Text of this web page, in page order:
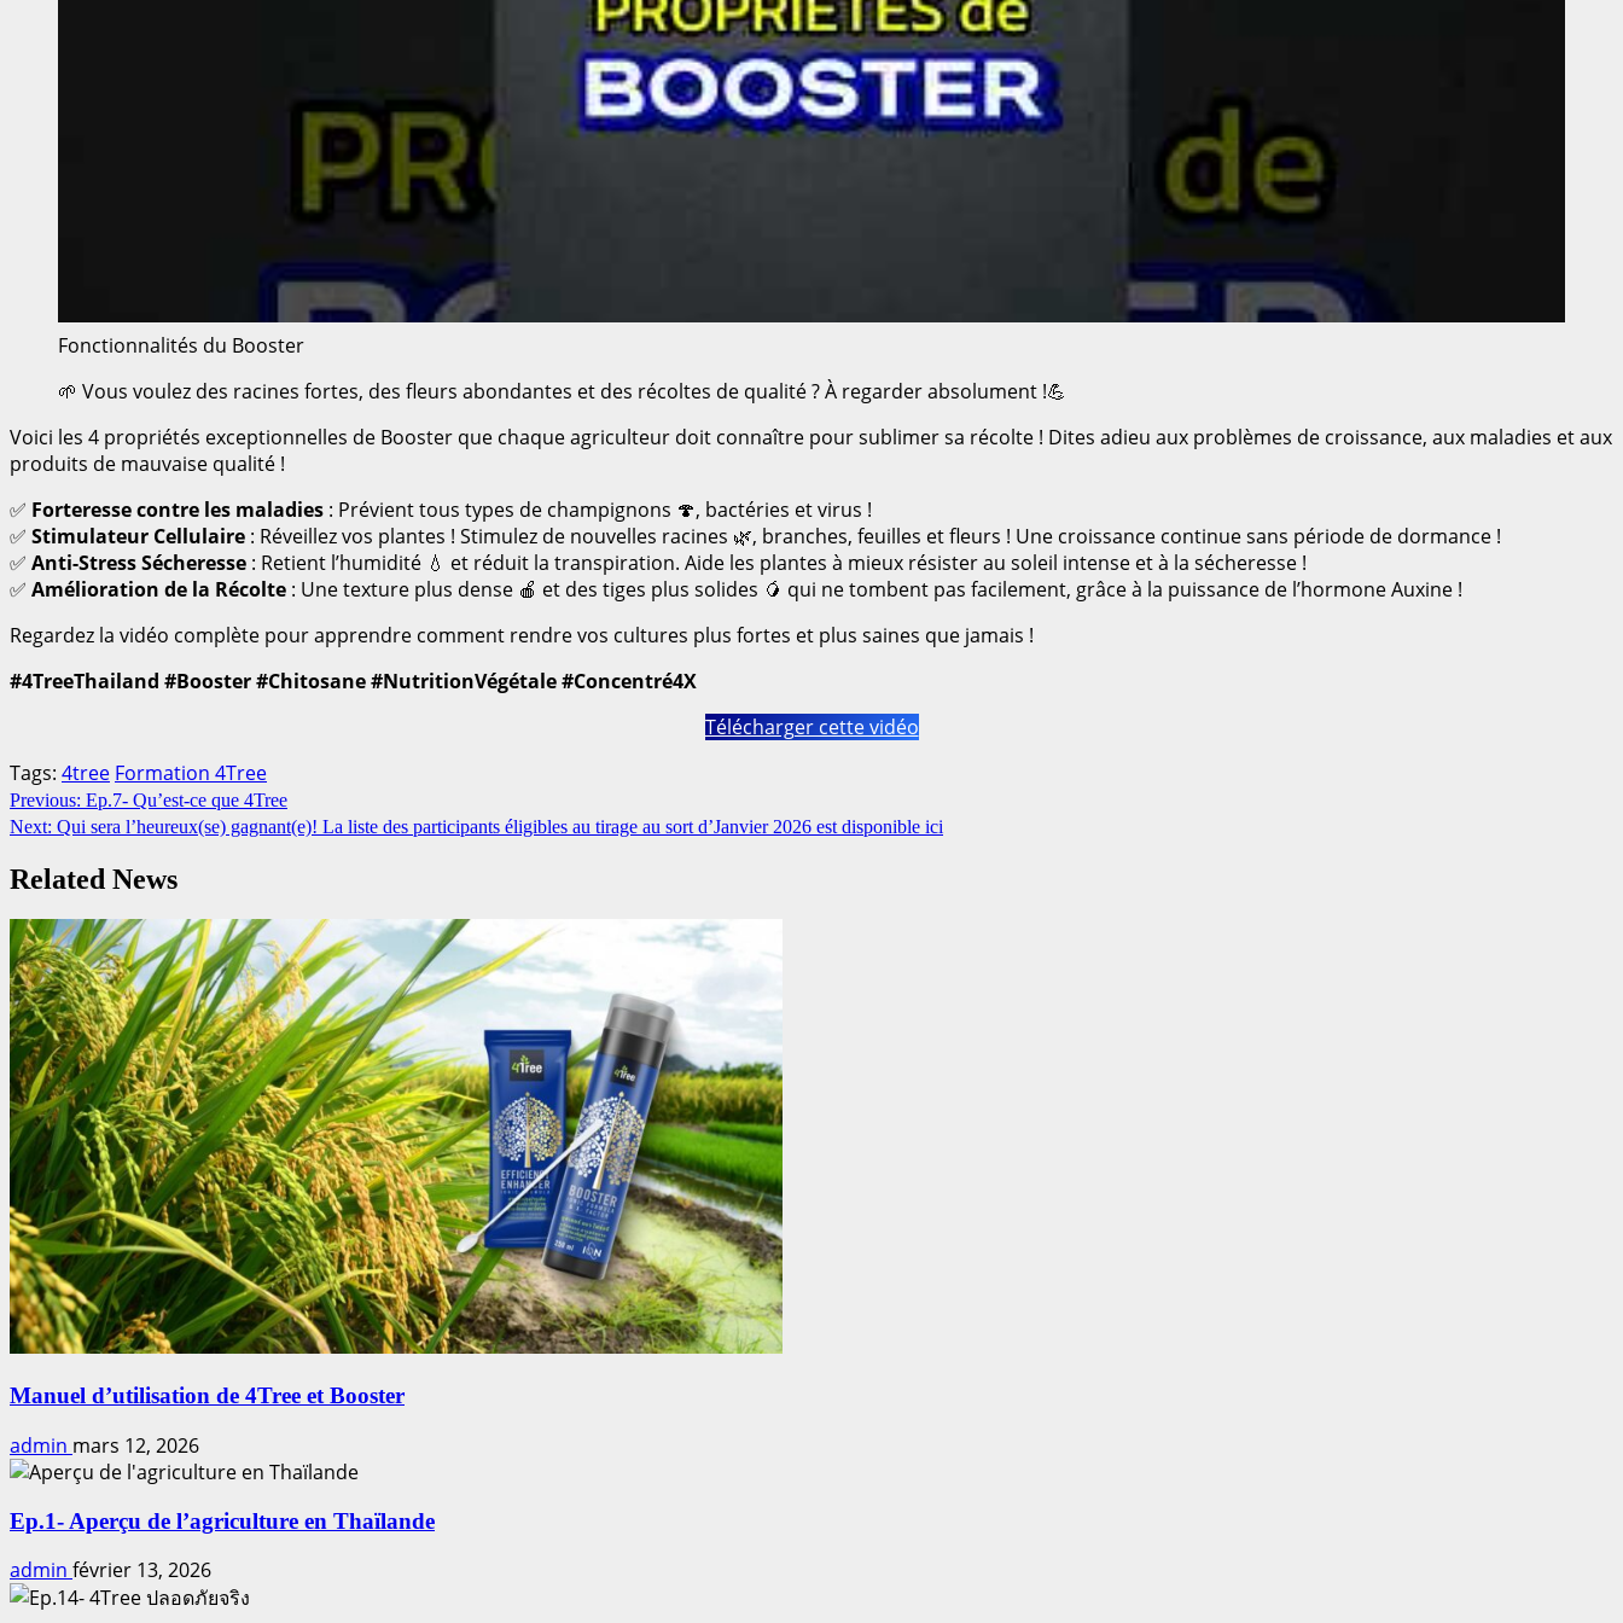
Fonctionnalités du Booster
🌱 Vous voulez des racines fortes, des fleurs abondantes et des récoltes de qualité ? À regarder absolument !💪
Voici les 4 propriétés exceptionnelles de Booster que chaque agriculteur doit connaître pour sublimer sa récolte ! Dites adieu aux problèmes de croissance, aux maladies et aux
produits de mauvaise qualité !
✅ Forteresse contre les maladies : Prévient tous types de champignons 🍄, bactéries et virus !
✅ Stimulateur Cellulaire : Réveillez vos plantes ! Stimulez de nouvelles racines 🌿, branches, feuilles et fleurs ! Une croissance continue sans période de dormance !
✅ Anti-Stress Sécheresse : Retient l’humidité 💧 et réduit la transpiration. Aide les plantes à mieux résister au soleil intense et à la sécheresse !
✅ Amélioration de la Récolte : Une texture plus dense 🍎 et des tiges plus solides 🥭 qui ne tombent pas facilement, grâce à la puissance de l’hormone Auxine !
Regardez la vidéo complète pour apprendre comment rendre vos cultures plus fortes et plus saines que jamais !
#4TreeThailand #Booster #Chitosane #NutritionVégétale #Concentré4X
Télécharger cette vidéo
Tags: 4tree Formation 4Tree
Continue
Reading
Previous: Ep.7- Qu’est-ce que 4Tree
Next: Qui sera l’heureux(se) gagnant(e)! La liste des participants éligibles au tirage au sort d’Janvier 2026 est disponible ici
Related News
Manuel d’utilisation de 4Tree et Booster
admin mars 12, 2026
Ep.1- Aperçu de l’agriculture en Thaïlande
admin février 13, 2026